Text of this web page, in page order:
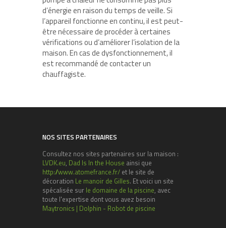
d’énergie en raison du temps de veille. Si
l’appareil fonctionne en continu, il est peut-
être nécessaire de procéder à certaines
vérifications ou d’améliorer l’isolation de la
maison. En cas de dysfonctionnement, il
est recommandé de contacter un
chauffagiste.
NOS SITES PARTENAIRES
Consultez nos sites partenaires sur la maison :
LVDK.eu, Dad Is In the House ainsi que
http://www.atomefrance.fr/ et le site de
décoration Le manoir de Gilles. Et voici un site
spécalisée sur le domaine de la piscine, avec
toute l'expertise dont vous avez besoin
Maytronics | Dolphin - Robot de piscine